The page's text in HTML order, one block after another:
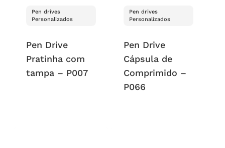
Pen drives
Personalizados
Pen Drive
Pratinha com
tampa – P007
Pen drives
Personalizados
Pen Drive
Cápsula de
Comprimido –
P066